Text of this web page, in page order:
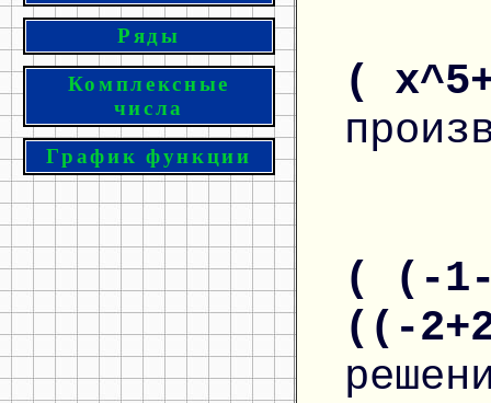
Ряды
Комплексные
числа
График функции
(
( (-
((-